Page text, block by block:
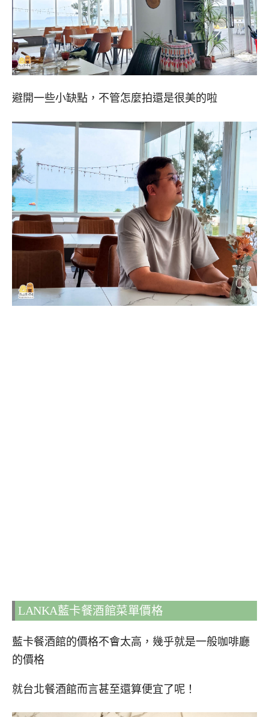
避開一些小缺點，不管怎麼拍還是很美的啦
LANKA藍卡餐酒館菜單價格
藍卡餐酒館的價格不會太高，幾乎就是一般咖啡廳
的價格
就台北餐酒館而言甚至還算便宜了呢！